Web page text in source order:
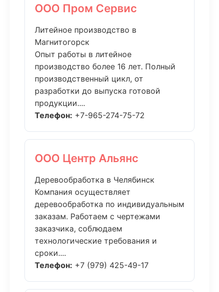
ООО Пром Сервис
Литейное производство в
Магнитогорск
Опыт работы в литейное
производство более 16 лет. Полный
производственный цикл, от
разработки до выпуска готовой
продукции....
Телефон: +7-965-274-75-72
ООО Центр Альянс
Деревообработка в Челябинск
Компания осуществляет
деревообработка по индивидуальным
заказам. Работаем с чертежами
заказчика, соблюдаем
технологические требования и
сроки....
Телефон: +7 (979) 425-49-17